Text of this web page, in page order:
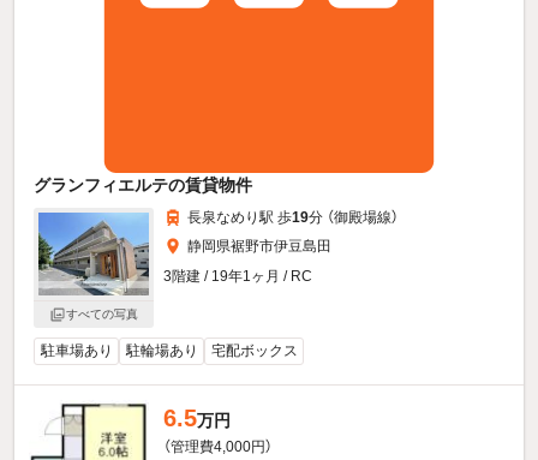
グランフィエルテの賃貸物件
すべての写真
長泉なめり駅 歩19分 （御殿場線）
静岡県裾野市伊豆島田
3階建 / 19年1ヶ月 / RC
駐車場あり 駐輪場あり 宅配ボックス
6.5万円
（管理費4,000円）